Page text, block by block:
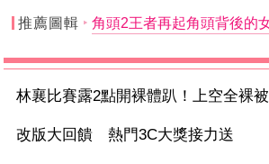
推薦圖輯 角頭2王者再起角頭背後的
林襄比賽露2點開裸體趴！上空全裸
改版大回饋 熱門3C大獎接力送